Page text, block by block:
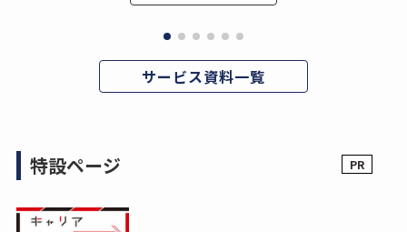
サービス資料一覧
特設ページ